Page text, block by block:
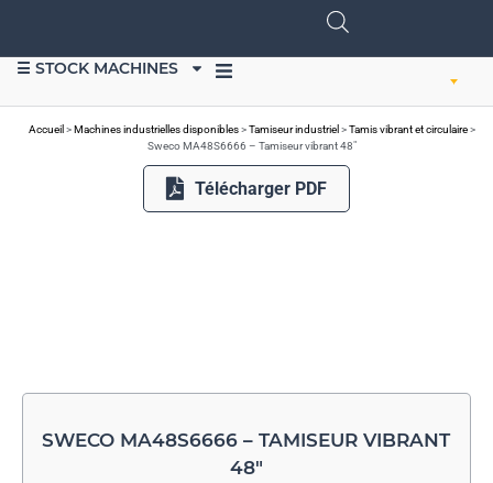
☰ STOCK MACHINES
Accueil >Machines industrielles disponibles>Tamiseur industriel >Tamis vibrant et circulaire>
Sweco MA48S6666 – Tamiseur vibrant 48″
Télécharger PDF
SWECO MA48S6666 – TAMISEUR VIBRANT
48″